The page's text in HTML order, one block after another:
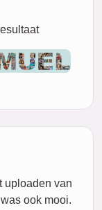
uploaden van
ook mooi.